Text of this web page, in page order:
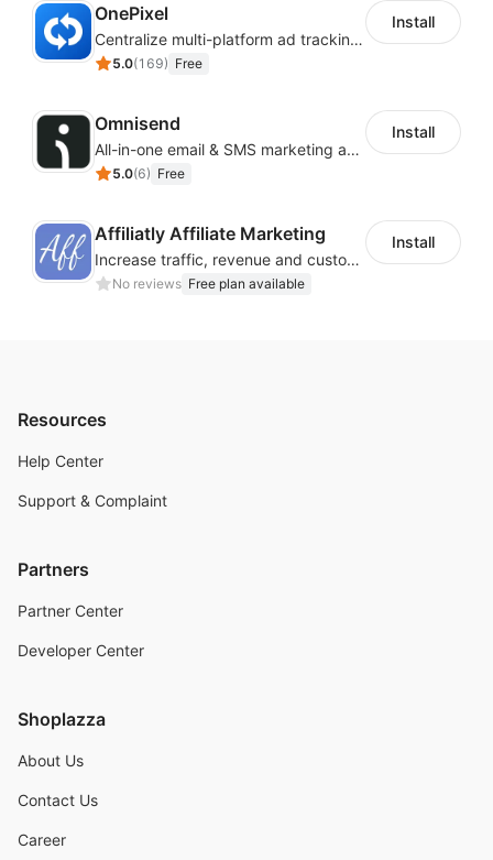
OnePixel
Centralize multi-platform ad tracking to better enhance your advertising results
5.0(169) Free
Install
Omnisend
All-in-one email & SMS marketing automation tool
5.0(6) Free
Install
Affiliatly Affiliate Marketing
Increase traffic, revenue and customer retention with an affiliate program
No reviews Free plan available
Install
Resources
Help Center
Support & Complaint
Partners
Partner Center
Developer Center
Shoplazza
About Us
Contact Us
Career